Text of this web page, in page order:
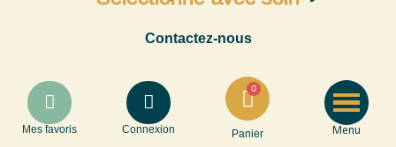
Contactez-nous
Mes favoris Connexion Panier Menu